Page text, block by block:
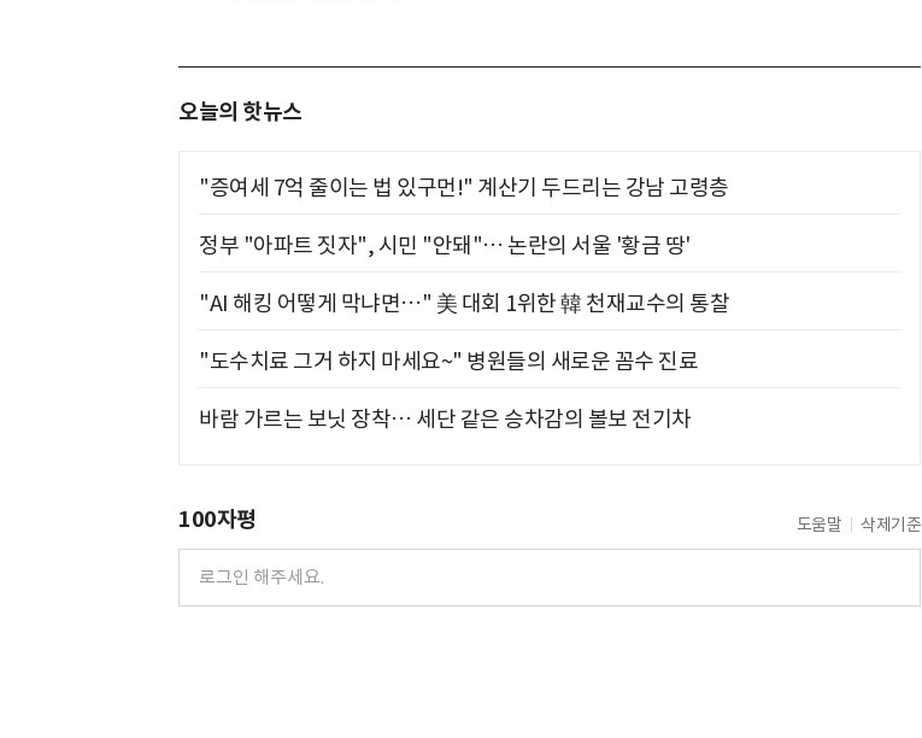
오늘의 핫뉴스
"증여세 7억 줄이는 법 있구먼!" 계산기 두드리는 강남 고령층
정부 "아파트 짓자", 시민 "안돼"… 논란의 서울 '황금 땅'
"AI 해킹 어떻게 막냐면…" 美 대회 1위한 韓 천재교수의 통찰
"도수치료 그거 하지 마세요~" 병원들의 새로운 꼼수 진료
바람 가르는 보닛 장착… 세단 같은 승차감의 볼보 전기차
100자평 도움말 삭제기준